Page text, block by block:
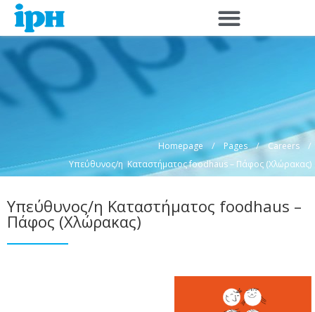
Skip
content
Homepage / Pages / Careers /
Υπεύθυνος/η Καταστήματος foodhaus – Πάφος (Χλώρακας)
Υπεύθυνος/η Καταστήματος foodhaus –
Πάφος (Χλώρακας)